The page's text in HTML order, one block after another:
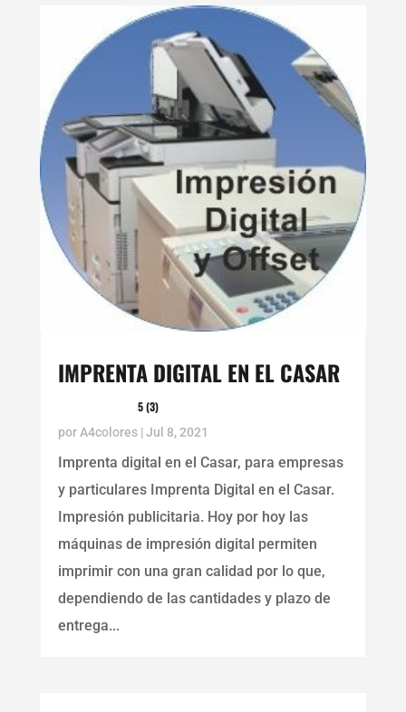
IMPRENTA DIGITAL EN EL CASAR
5 (3)
porA4colores| Jul 8, 2021
Imprenta digital en el Casar, para empresas
y particulares Imprenta Digital en el Casar.
Impresión publicitaria. Hoy por hoy las
máquinas de impresión digital permiten
imprimir con una gran calidad por lo que,
dependiendo de las cantidades y plazo de
entrega...